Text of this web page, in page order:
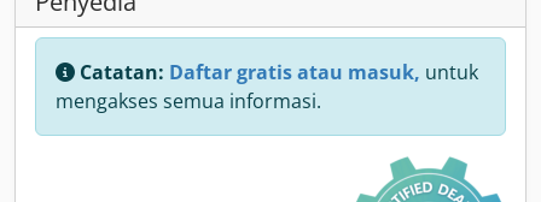
Catatan: Daftar gratis atau masuk, untuk
mengakses semua informasi.